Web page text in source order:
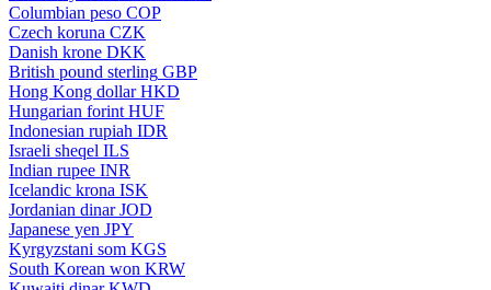
Columbian peso COP
Czech koruna CZK
Danish krone DKK
British pound sterling GBP
Hong Kong dollar HKD
Hungarian forint HUF
Indonesian rupiah IDR
Israeli sheqel ILS
Indian rupee INR
Icelandic krona ISK
Jordanian dinar JOD
Japanese yen JPY
Kyrgyzstani som KGS
South Korean won KRW